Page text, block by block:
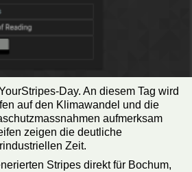
Day. An diesem Tag wird
auf den Klimawandel und die
aufmerksam
zeigen die deutliche
Zeit.
Stripes direkt für Bochum,